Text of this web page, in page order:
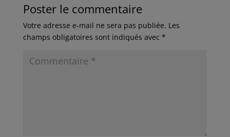
Poster le commentaire
Votre adresse e-mail ne sera pas publiée. Les
champs obligatoires sont indiqués avec *